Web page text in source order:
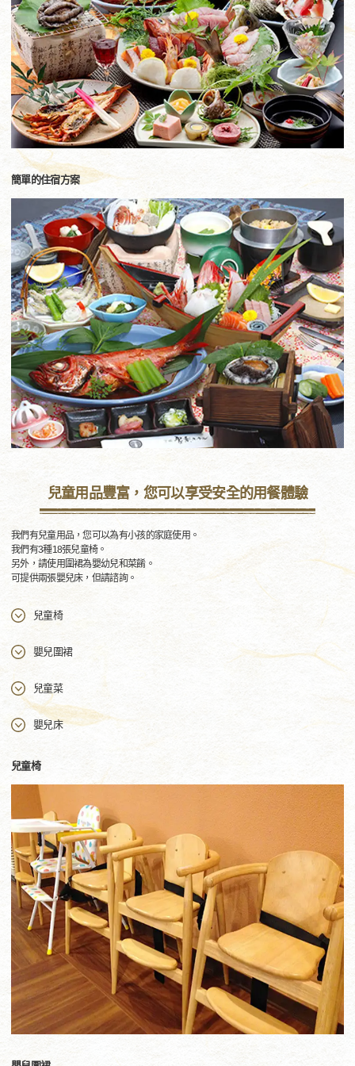
簡單的住宿方案
兒童用品豐富，您可以享受安全的用餐體驗
我們有兒童用品，您可以為有小孩的家庭使用。
我們有3種18張兒童椅。
另外，請使用圍裙為嬰幼兒和菜餚。
可提供兩張嬰兒床，但請諮詢。
兒童椅
嬰兒圍裙
兒童菜
嬰兒床
兒童椅